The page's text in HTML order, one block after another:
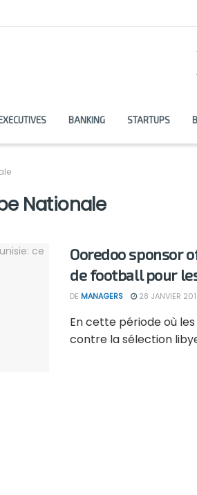
BANKING STARTUPS
Nationale
Ooredoo sponsor
de football pour
DE MANAGERS 28 JANVIER
En cette période où
contre la sélection